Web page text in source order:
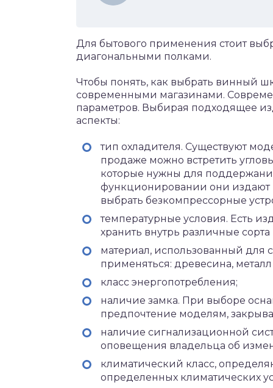
Для бытового применения стоит
диагональными полками.
Чтобы понять, как выбрать винный
современными магазинами.
параметров. Выбирая подходящее
аспекты:
тип охладителя. Существуют
продаже можно встретить
которые нужны для
функционировании они издают
выбрать безкомпрессорные
температурные условия. Есть
хранить внутрь различные сорта
материал, использованный для
применяться: древесина,
класс энергопотребления;
наличие замка. При выборе
предпочтение моделям,
наличие сигнализационной
оповещения владельца об
климатический класс,
определенных климатических